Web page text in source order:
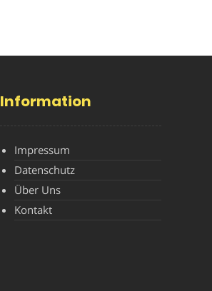
Information
Impressum
Datenschutz
Über Uns
Kontakt